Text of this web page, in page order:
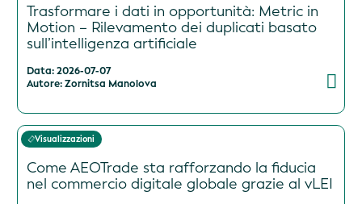
Trasformare i dati in opportunità: Metric in
Motion – Rilevamento dei duplicati basato
sull’intelligenza artificiale
Data: 2026-07-07
Autore: Zornitsa Manolova
Visualizzazioni
Come AEOTrade sta rafforzando la fiducia
nel commercio digitale globale grazie al vLEI